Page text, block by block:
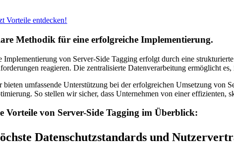
Vorteile entdecken!
Methodik für eine erfolgreiche Implementierung.
Implementierung von Server-Side Tagging erfolgt durch eine
reagieren. Die zentralisierte Datenverarbeitung ermöglicht
bieten umfassende Unterstützung bei der erfolgreichen Umsetzung von
So stellen wir sicher, dass Unternehmen von einer effizienten,
Vorteile von Server-Side Tagging im Überblick:
Datenschutzstandards und